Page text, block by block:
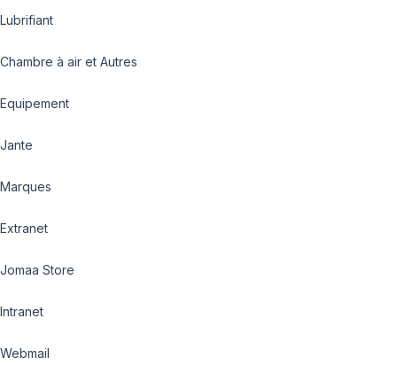
Lubrifiant
Chambre à air et Autres
Equipement
Jante
Marques
Extranet
Jomaa Store
Intranet
Webmail